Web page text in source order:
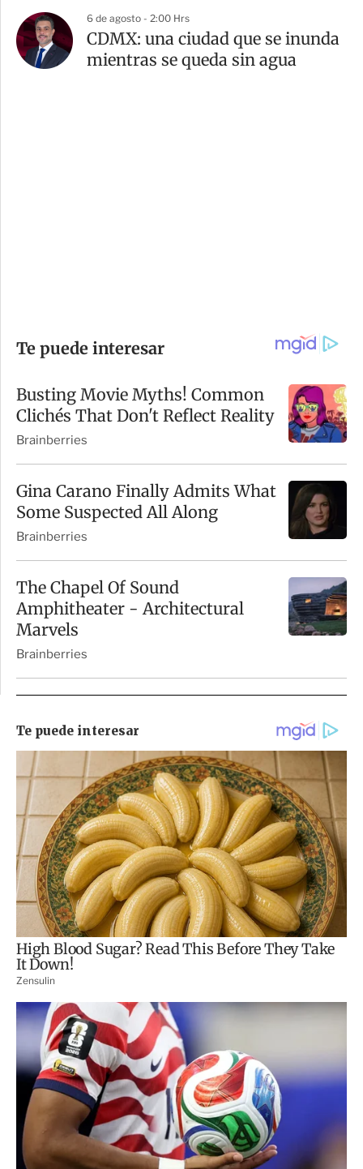
6 de agosto - 2:00 Hrs
CDMX: una ciudad que se inunda
mientras se queda sin agua